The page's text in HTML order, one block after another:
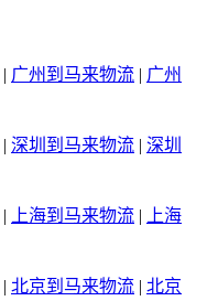
| 广州到马来物流 | 广州
| 深圳到马来物流 | 深圳
| 上海到马来物流 |
上海
| 北京到马来物流 | 北京